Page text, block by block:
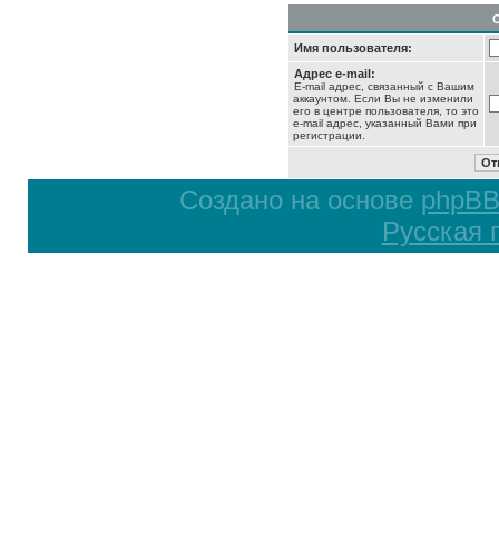
Имя пользователя:
Адрес e-mail:
E-mail адрес, связанный с Вашим
аккаунтом. Если Вы не изменили
его в центре пользователя, то это
e-mail адрес, указанный Вами при
регистрации.
Создано на основе phpBB
Русская